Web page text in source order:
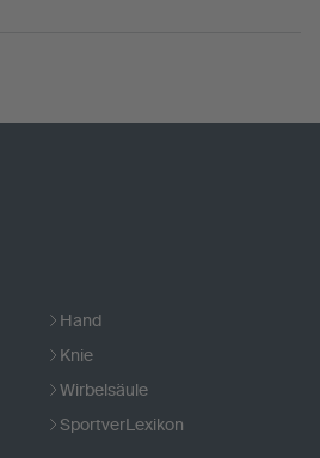
Hand
Knie
Wirbelsäule
SportverLexikon